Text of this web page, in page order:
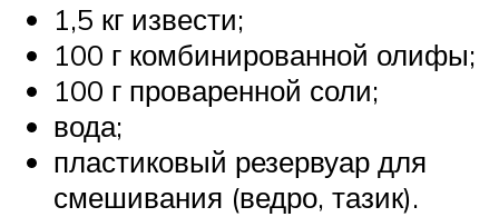
1,5 кг извести;
100 г комбинированной олифы;
100 г проваренной соли;
вода;
пластиковый резервуар для
смешивания (ведро, тазик).